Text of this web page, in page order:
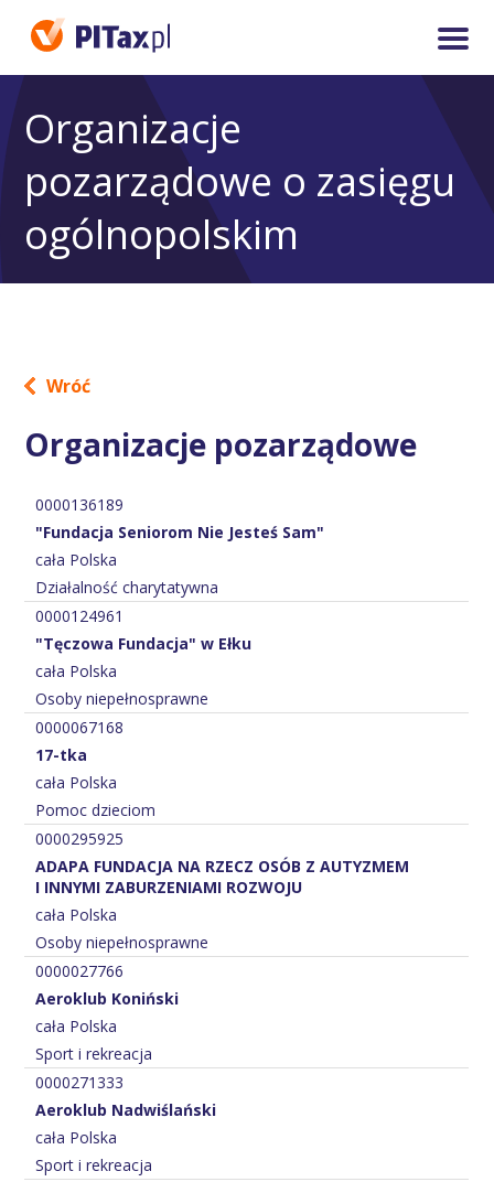
Organizacje
pozarządowe o zasięgu
ogólnopolskim
Wróć
Organizacje pozarządowe
0000136189
"Fundacja Seniorom Nie Jesteś Sam"
cała Polska
Działalność charytatywna
0000124961
"Tęczowa Fundacja" w Ełku
cała Polska
Osoby niepełnosprawne
0000067168
17-tka
cała Polska
Pomoc dzieciom
0000295925
ADAPA FUNDACJA NA RZECZ OSÓB Z AUTYZMEM
I INNYMI ZABURZENIAMI ROZWOJU
cała Polska
Osoby niepełnosprawne
0000027766
Aeroklub Koniński
cała Polska
Sport i rekreacja
0000271333
Aeroklub Nadwiślański
cała Polska
Sport i rekreacja